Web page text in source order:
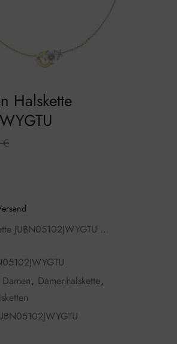
Halskette
€
JUBN05102JWYGTU …
Damen, Damenhalskette,